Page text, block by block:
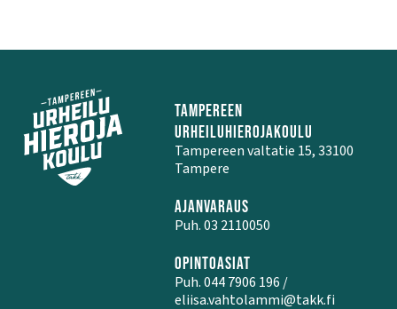
TAMPEREEN
URHEILUHIEROJAKOULU
Tampereen valtatie 15, 33100
Tampere
AJANVARAUS
Puh. 03 2110050
OPINTOASIAT
Puh. 044 7906 196 /
eliisa.vahtolammi@takk.fi